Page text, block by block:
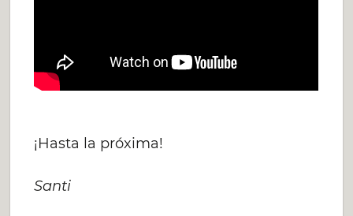
¡Hasta la próxima!
Santi